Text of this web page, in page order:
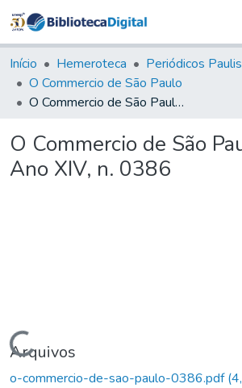
&
Coleções
Tudo na
Biblioteca
Estatísticas
Início Hemeroteca
Periódicos
O Commercio de São Paulo
O Commercio de São Paulo, 1907, Ano XIV, n. 0386
O Commercio de São
Ano XIV, n. 0386
Carregando...
Arquivos
o-commercio-de-sao-paulo-0386.pdf